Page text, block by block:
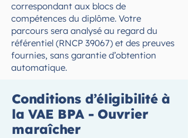
correspondant aux blocs de
compétences du diplôme. Votre
parcours sera analysé au regard du
référentiel (RNCP 39067) et des preuves
fournies, sans garantie d’obtention
automatique.
Conditions d’éligibilité à
la VAE BPA - Ouvrier
maraîcher